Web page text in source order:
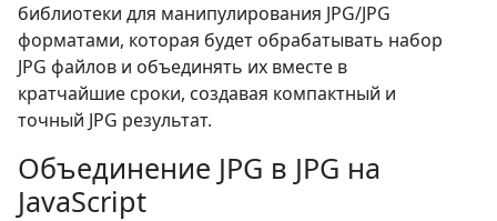
библиотеки для манипулирования JPG/JPG
форматами, которая будет обрабатывать набор
JPG файлов и объединять их вместе в
кратчайшие сроки, создавая компактный и
точный JPG результат.
Объединение JPG в JPG на
JavaScript